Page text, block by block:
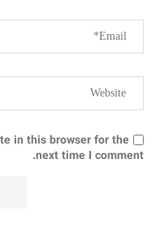
in this browser for the
next time I comment.